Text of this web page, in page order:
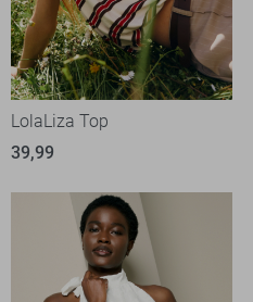
LolaLiza Top
39,99